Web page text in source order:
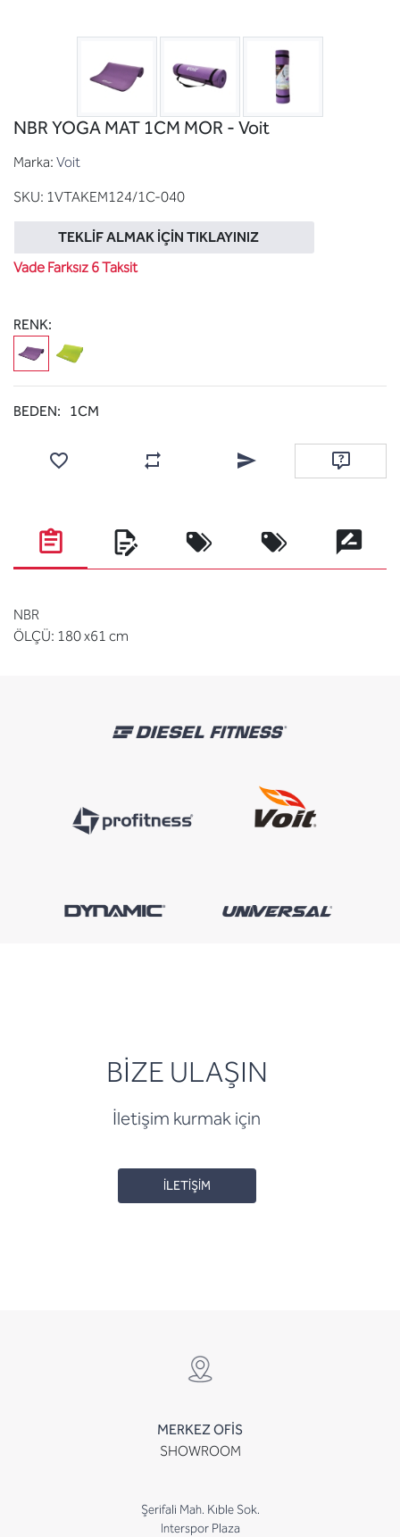
NBR YOGA MAT 1CM MOR - Voit
Marka: Voit
SKU: 1VTAKEM124/1C-040
TEKLIF ALMAK İÇIN TIKLAYINIZ
Vade Farksız 6 Taksit
RENK:
BEDEN: 1CM
Karşılaştırma listesine ekleArkadaşına e-posta ile
Soru sor
NBR
ÖLÇÜ: 180 x61 cm
BİZE ULAŞIN
İletişim kurmak için
İLETİŞİM
MERKEZ OFİS
SHOWROOM
Şerifali Mah. Kıble Sok.
Interspor Plaza